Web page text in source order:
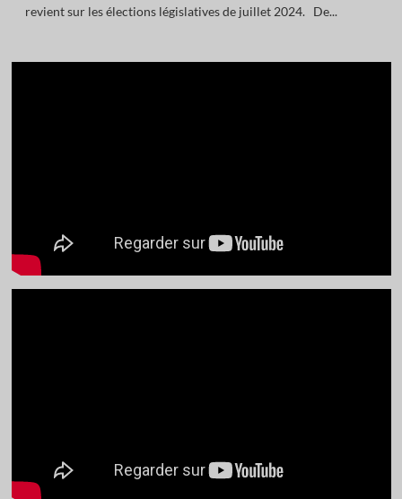
revient sur les élections législatives de juillet 2024. De...